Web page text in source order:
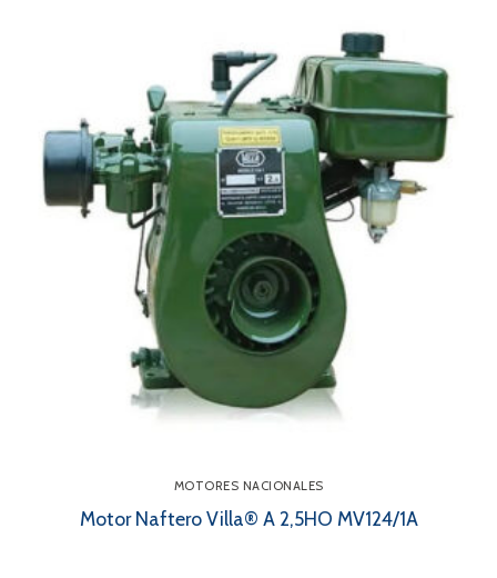
MOTORES NACIONALES
Motor Naftero Villa® A 2,5HO MV124/1A